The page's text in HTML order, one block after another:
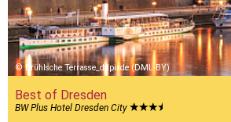
Brühlsche Terrasse_ddpixde (DML-BY)
Best of Dresden
BW Plus Hotel Dresden City